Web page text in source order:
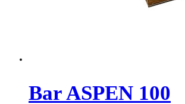
Bar ASPEN 100